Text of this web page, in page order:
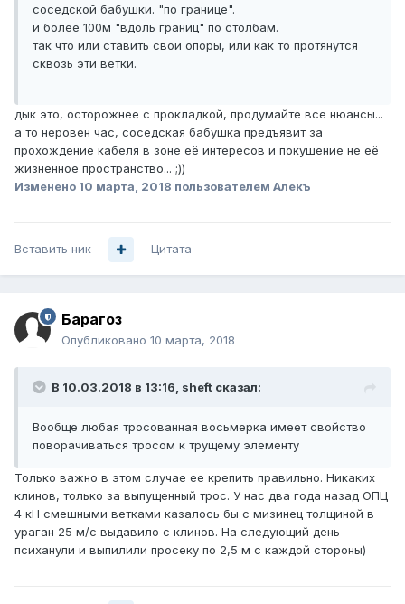
соседской бабушки. "по границе".
и более 100м "вдоль границ" по столбам.
так что или ставить свои опоры, или как то протянутся
сквозь эти ветки.
дык это, осторожнее с прокладкой, продумайте все нюансы...
а то неровен час, соседская бабушка предъявит за
прохождение кабеля в зоне её интересов и покушение не её
жизненное пространство... ;))
Изменено 10 марта, 2018 пользователем Алекъ
Вставить ник Цитата
Барагоз
Опубликовано 10 марта, 2018
В 10.03.2018 в 13:16, sheft сказал:
Вообще любая тросованная восьмерка имеет свойство
поворачиваться тросом к трущему элементу
Только важно в этом случае ее крепить правильно. Никаких
клинов, только за выпущенный трос. У нас два года назад ОПЦ
4 кН смешными ветками казалось бы с мизинец толщиной в
ураган 25 м/с выдавило с клинов. На следующий день
психанули и выпилили просеку по 2,5 м с каждой стороны)